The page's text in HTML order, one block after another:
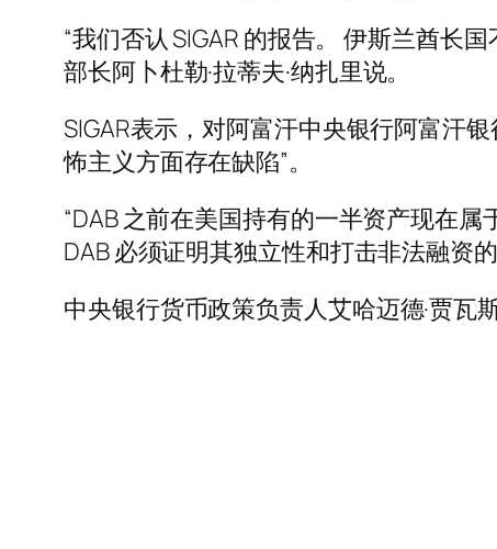
“我们否认 SIGAR 的报告。 伊斯兰酋长
部长阿卜杜勒·拉蒂夫·纳扎里说。
SIGAR表示，对阿富汗中央银行阿富汗
怖主义方面存在缺陷”。
“DAB 之前在美国持有的一半资产现在
DAB 必须证明其独立性和打击非法融资
中央银行货币政策负责人艾哈迈德·贾瓦